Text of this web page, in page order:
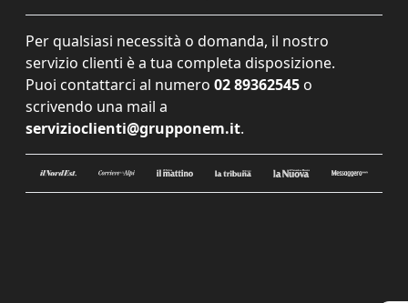
Per qualsiasi necessità o domanda, il nostro
servizio clienti è a tua completa disposizione.
Puoi contattarci al numero 02 89362545 o
scrivendo una mail a
servizioclienti@grupponem.it.